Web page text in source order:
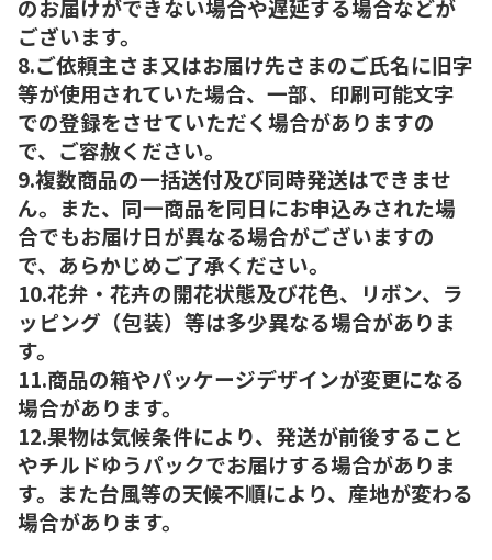
のお届けができない場合や遅延する場合などが
ございます。
8.ご依頼主さま又はお届け先さまのご氏名に旧字
等が使用されていた場合、一部、印刷可能文字
での登録をさせていただく場合がありますの
で、ご容赦ください。
9.複数商品の一括送付及び同時発送はできませ
ん。また、同一商品を同日にお申込みされた場
合でもお届け日が異なる場合がございますの
で、あらかじめご了承ください。
10.花弁・花卉の開花状態及び花色、リボン、ラ
ッピング（包装）等は多少異なる場合がありま
す。
11.商品の箱やパッケージデザインが変更になる
場合があります。
12.果物は気候条件により、発送が前後すること
やチルドゆうパックでお届けする場合がありま
す。また台風等の天候不順により、産地が変わる
場合があります。